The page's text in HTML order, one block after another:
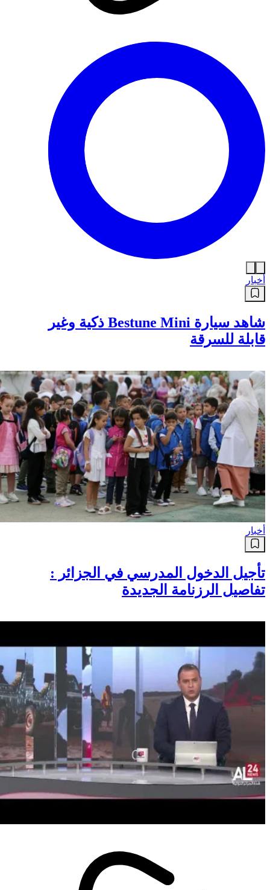
أخبار
شاهد سيارة Bestune Mini ذكية وغير
قابلة للسرقة
أخبار
تأجيل الدخول المدرسي في الجزائر :
تفاصيل الرزنامة الجديدة